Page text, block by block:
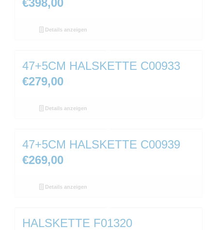
€398,00
Details anzeigen
47+5CM HALSKETTE C00933
€279,00
Details anzeigen
47+5CM HALSKETTE C00939
€269,00
Details anzeigen
HALSKETTE F01320